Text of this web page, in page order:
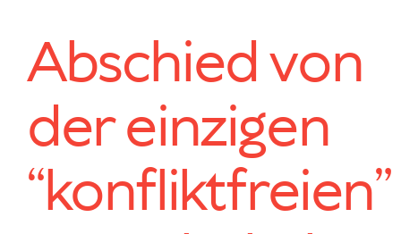
Abschied von
der einzigen
“konfliktfreien”